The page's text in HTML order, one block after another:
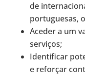
de
portuguesas,
Aceder a um
serviços;
Identificar
e reforçar